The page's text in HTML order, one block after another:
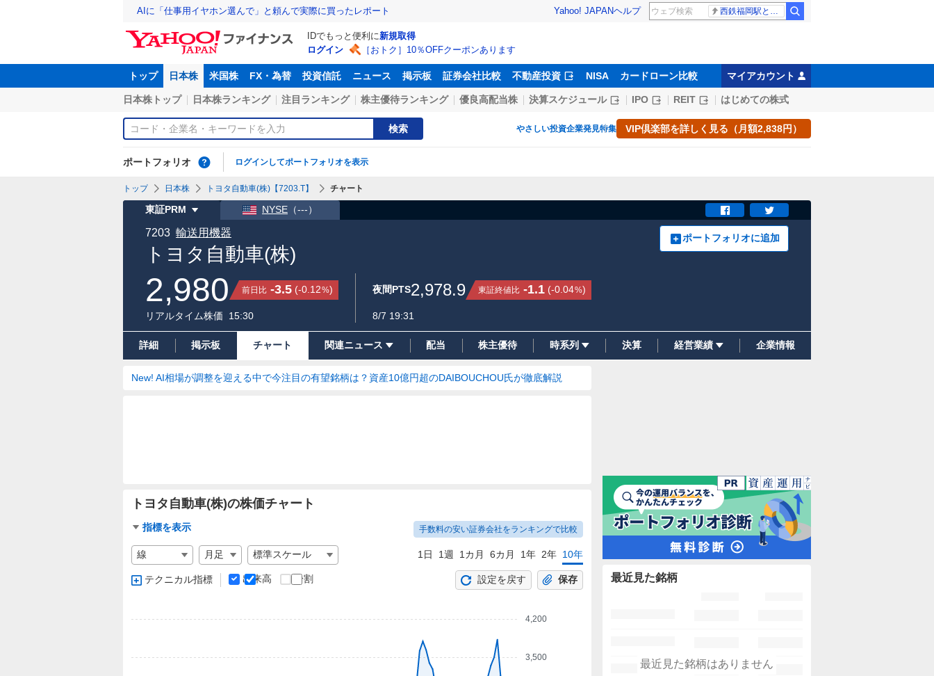
AIに「仕事用イヤホン選んで」と頼んで実際に買ったレポート Yahoo! JAPANヘルプ 西鉄福岡駅と薬院駅の構内で不適切音声
IDでもっと便利に新規取得
ログイン
［おトク］10％OFFクーポンあります
トップ 日本株 米国株 FX・為替 投資信託 ニュース 掲示板 証券会社比較 不動産投資 NISA カードローン比較 マイアカウント
日本株トップ 日本株ランキング 注目ランキング 株主優待ランキング 優良高配当株 決算スケジュール IPO REIT はじめての株式
検索 やさしい投資企業発見特集 VIP倶楽部を詳しく見る（月額2,838円）
ポートフォリオ ログインしてポートフォリオを表示
トップ 日本株 トヨタ自動車(株)【7203.T】 チャート
東証PRM NYSE （---）
トヨタ自動車(株)
7203 輸送用機器 ポートフォリオに追加
2,980 前日比 -3.5 (-0.12%)
リアルタイム株価 15:30
夜間PTS2,978.9 東証終値比 -1.1 (-0.04%)
8/7 19:31
詳細 掲示板 チャート 関連ニュース 配当 株主優待 時系列 決算 経営業績 企業情報
New! AI相場が調整を迎える中で今注目の有望銘柄は？資産10億円超のDAIBOUCHOU氏が徹底解説
トヨタ自動車(株)の株価チャート
チ
ャ
ー
ト
指
手数料の安い証券会社をランキングで比較
指標を表示
チ
ャ
ー
設
1日 1週 1カ月 6カ月 1年 2年 10年
テクニカル指標 出来高 分割 設定を戻す 保存
3,500
4,200
最近見た銘柄
最近見た銘柄はありません